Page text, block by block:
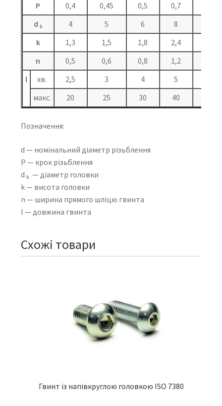
P 0,4 0,45 0,5 0,7
d k 4 5 6 8
k
1,3 1,5 1,8 2,4
n
0,5 0,6 0,8 1,2
l
хв. 2,5 3 4 5
макс.
20 25 30 40
Позначення:
d — номінальний діаметр різьблення
P — крок різьблення
d k— діаметр головки
k — висота головки
n — ширина прямого шліцю гвинта
l — довжина гвинта
Схожі товари
Гвинт із напівкруглою головкою ISO 7380